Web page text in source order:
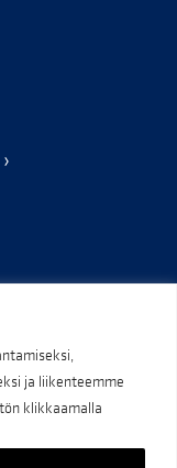
ja liikenteemme
klikkaamalla